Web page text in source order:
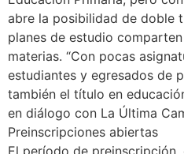
abre la posibilidad de doble
planes de estudio
materias. “Con pocas
estudiantes y egresados de
también el título en
en diálogo con La Última
Preinscripciones abiertas